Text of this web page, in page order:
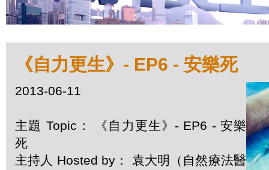
《自力更生》- EP6 - 安樂死
2013-06-11
主題 Topic： 《自力更生》- EP6 - 安樂
死
主持人 Hosted by： 袁大明（自然療法醫